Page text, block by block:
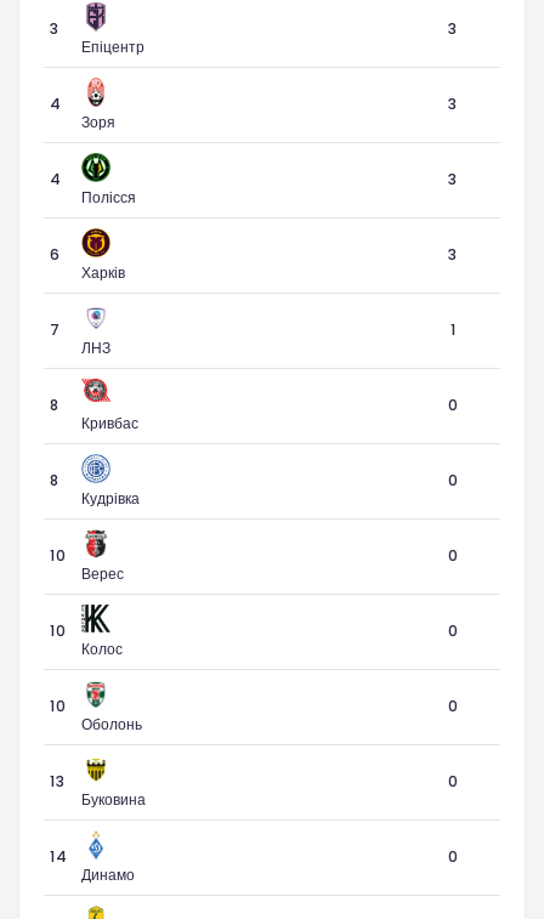
3
Епіцентр
3
4
Зоря
3
4
Полісся
3
6
Харків
3
7
ЛНЗ
1
8
Кривбас
0
8
Кудрівка
0
10
Верес
0
10
Колос
0
10
Оболонь
0
13
Буковина
0
14
Динамо
0